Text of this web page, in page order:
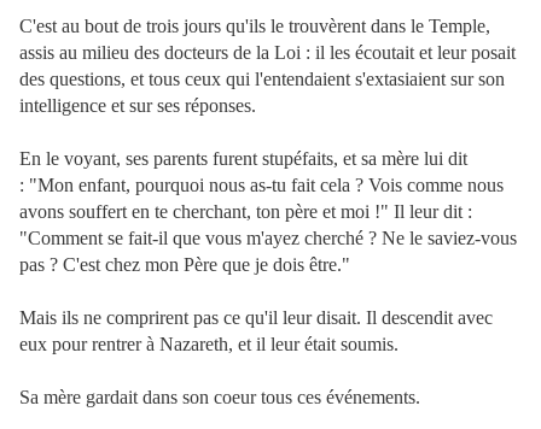
C'est au bout de trois jours qu'ils le trouvèrent dans le Temple,
assis au milieu des docteurs de la Loi : il les écoutait et leur posait
des questions, et tous ceux qui l'entendaient s'extasiaient sur son
intelligence et sur ses réponses.
En le voyant, ses parents furent stupéfaits, et sa mère lui dit
: "Mon enfant, pourquoi nous as-tu fait cela ? Vois comme nous
avons souffert en te cherchant, ton père et moi !" Il leur dit :
"Comment se fait-il que vous m'ayez cherché ? Ne le saviez-vous
pas ? C'est chez mon Père que je dois être."
Mais ils ne comprirent pas ce qu'il leur disait. Il descendit avec
eux pour rentrer à Nazareth, et il leur était soumis.
Sa mère gardait dans son coeur tous ces événements.